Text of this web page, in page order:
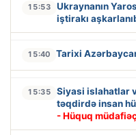
15:53
Ukraynanın
iştirakı
15:40 Tarixi
15:35
Siyasi islahatlar
təqdirdə insan
- Hüquq